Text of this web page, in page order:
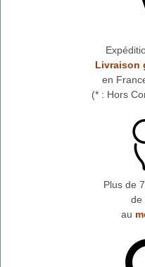
Livraison
en
(* : Hors
Plus de
de
au